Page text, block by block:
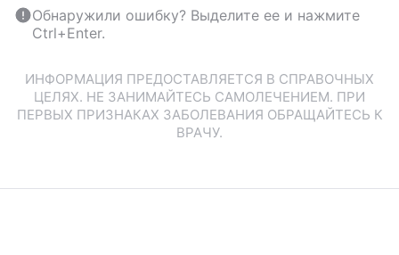
Обнаружили ошибку? Выделите ее и нажмите
Ctrl+Enter.
ИНФОРМАЦИЯ ПРЕДОСТАВЛЯЕТСЯ В СПРАВОЧНЫХ
ЦЕЛЯХ. НЕ ЗАНИМАЙТЕСЬ САМОЛЕЧЕНИЕМ. ПРИ
ПЕРВЫХ ПРИЗНАКАХ ЗАБОЛЕВАНИЯ ОБРАЩАЙТЕСЬ К
ВРАЧУ.